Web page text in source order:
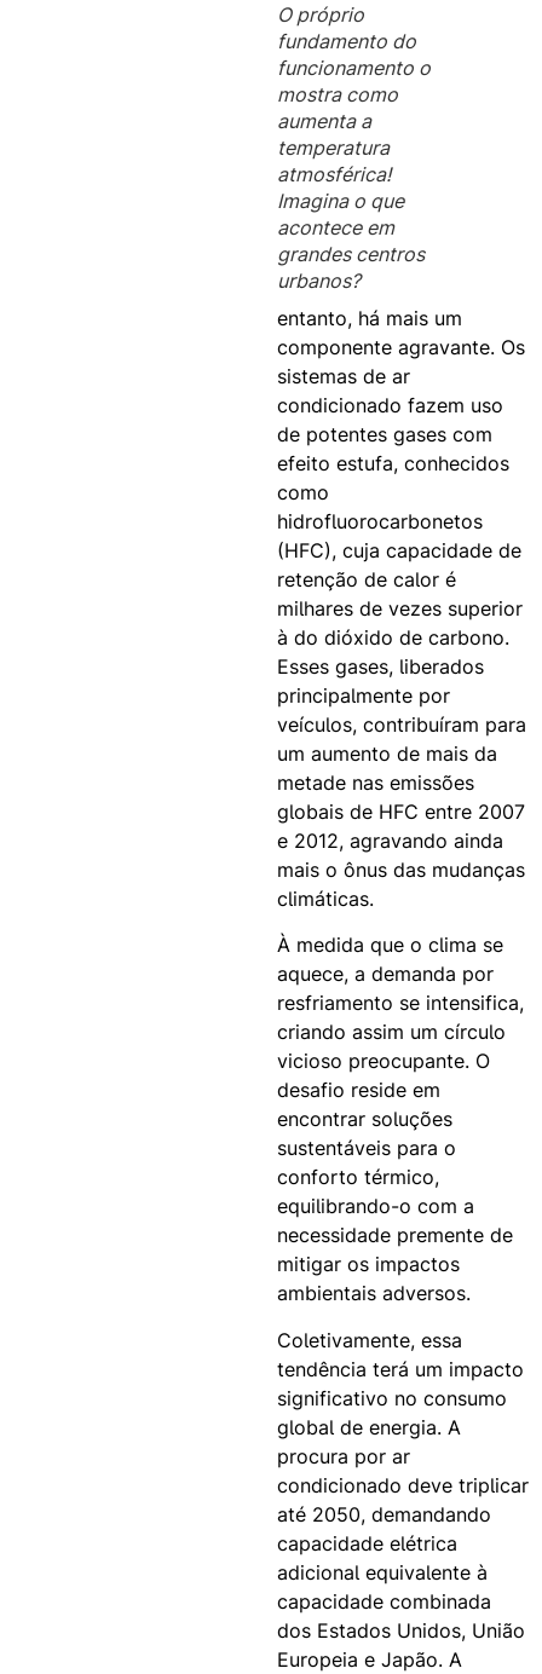
O próprio
fundamento do
funcionamento o
mostra como
aumenta a
temperatura
atmosférica!
Imagina o que
acontece em
grandes centros
urbanos?
entanto, há mais um
componente agravante. Os
sistemas de ar
condicionado fazem uso
de potentes gases com
efeito estufa, conhecidos
como
hidrofluorocarbonetos
(HFC), cuja capacidade de
retenção de calor é
milhares de vezes superior
à do dióxido de carbono.
Esses gases, liberados
principalmente por
veículos, contribuíram para
um aumento de mais da
metade nas emissões
globais de HFC entre 2007
e 2012, agravando ainda
mais o ônus das mudanças
climáticas.
À medida que o clima se
aquece, a demanda por
resfriamento se intensifica,
criando assim um círculo
vicioso preocupante. O
desafio reside em
encontrar soluções
sustentáveis para o
conforto térmico,
equilibrando-o com a
necessidade premente de
mitigar os impactos
ambientais adversos.
Coletivamente, essa
tendência terá um impacto
significativo no consumo
global de energia. A
procura por ar
condicionado deve triplicar
até 2050, demandando
capacidade elétrica
adicional equivalente à
capacidade combinada
dos Estados Unidos, União
Europeia e Japão. A